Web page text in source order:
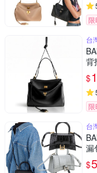
限
台
背
$
限
台
漏
$